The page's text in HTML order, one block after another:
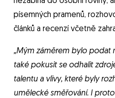
písemných pramenů,
článků a recenzí včetně
„Mým záměrem bylo podat
také pokusit se odhalit
talentu a vlivy, které byly
umělecké směřování. I